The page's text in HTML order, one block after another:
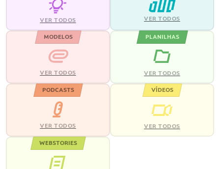
VER TODOS VER TODOS
MODELOS
VER TODOS
PLANILHAS
VER TODOS
PODCASTS
VER TODOS
VÍDEOS
VER TODOS
WEBSTORIES